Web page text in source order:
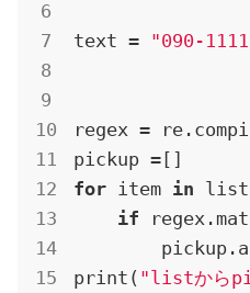
text = "090-
regex =
for item in
if
print( "listから